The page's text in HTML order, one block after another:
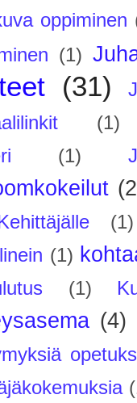
oppiminen
(1)
(31)
(1)
(1)
Kehittäjälle
(1)
(1)
(1)
(4)